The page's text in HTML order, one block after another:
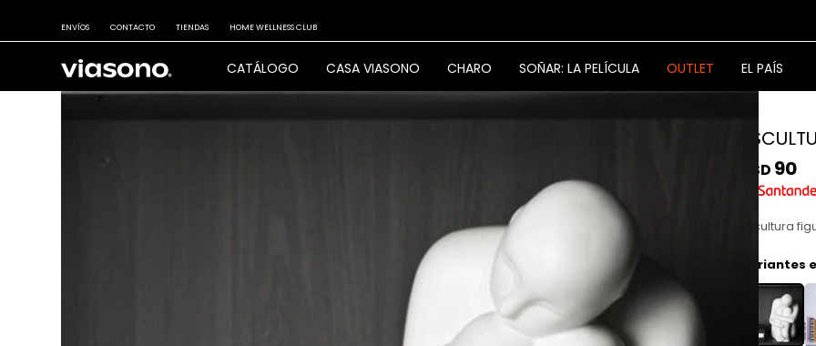
CATÁLOGO CASA VIASONO CHARO SOÑAR: LA PELÍCULA OUTLET EL PAÍS
ENVÍOS CONTACTO TIENDAS HOME WELLNESS CLUB
USD 90
Escultura
Variantes